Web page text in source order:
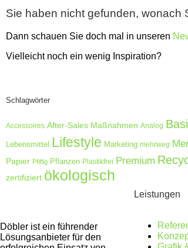
Sie haben nicht gefunden, wonach
Dann schauen Sie doch mal in unseren
Vielleicht noch ein wenig Inspiration?
Schlagwörter
Accessoires After-Sales Maßnahmen Analog
Lebensmittel Lifestyle Marketing mehrweg
Papier Pfiffig Pflanzen Plastikfrei Premium
zertifiziert ökologisch
Döbler ist ein führender
Lösungsanbieter für den
Leistungen